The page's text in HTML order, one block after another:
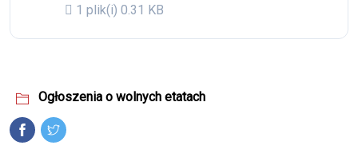
1 plik(i) 0.31 KB
Ogłoszenia o wolnych etatach